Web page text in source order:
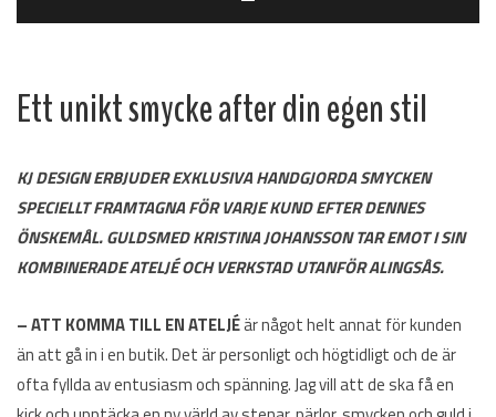
Ett unikt smycke after din egen stil
KJ DESIGN ERBJUDER EXKLUSIVA HANDGJORDA SMYCKEN
SPECIELLT FRAMTAGNA FÖR VARJE KUND EFTER DENNES
ÖNSKEMÅL. GULDSMED KRISTINA JOHANSSON TAR EMOT I SIN
KOMBINERADE ATELJÉ OCH VERKSTAD UTANFÖR ALINGSÅS.
– ATT KOMMA TILL EN ATELJÉär något helt annat för kunden
än att gå in i en butik. Det är personligt och högtidligt och de är
ofta fyllda av entusiasm och spänning. Jag vill att de ska få en